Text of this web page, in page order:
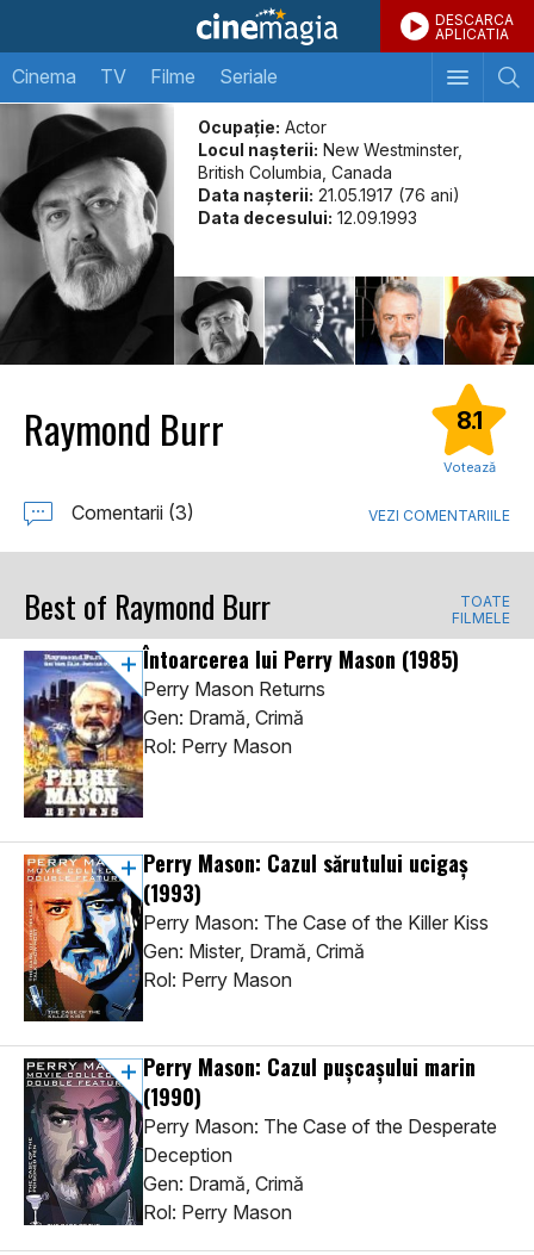
DESCARCA
APLICATIA
Cinema TV Filme Seriale
Ocupație: Actor
Locul naşterii: New Westminster,
British Columbia, Canada
Data naşterii: 21.05.1917 (76 ani)
Data decesului: 12.09.1993
Raymond Burr 8.1
Votează
Comentarii (3) VEZI COMENTARIILE
Best of Raymond Burr
TOATE
FILMELE
Întoarcerea lui Perry Mason (1985)
Perry Mason Returns
Gen: Dramă, Crimă
Rol: Perry Mason
Perry Mason: Cazul sărutului ucigaș
(1993)
Perry Mason: The Case of the Killer Kiss
Gen: Mister, Dramă, Crimă
Rol: Perry Mason
Perry Mason: Cazul pușcașului marin
(1990)
Perry Mason: The Case of the Desperate
Deception
Gen: Dramă, Crimă
Rol: Perry Mason